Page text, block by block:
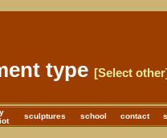
type [Select
sculptures school contact